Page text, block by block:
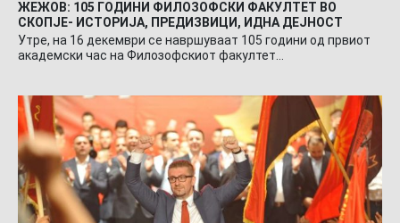
ЖЕЖОВ: 105 ГОДИНИ ФИЛОЗОФСКИ ФАКУЛТЕТ ВО
СКОПЈЕ- ИСТОРИЈА, ПРЕДИЗВИЦИ, ИДНА ДЕЈНОСТ
Утре, на 16 декември се навршуваат 105 години од првиот
академски час на Филозофскиот факултет…